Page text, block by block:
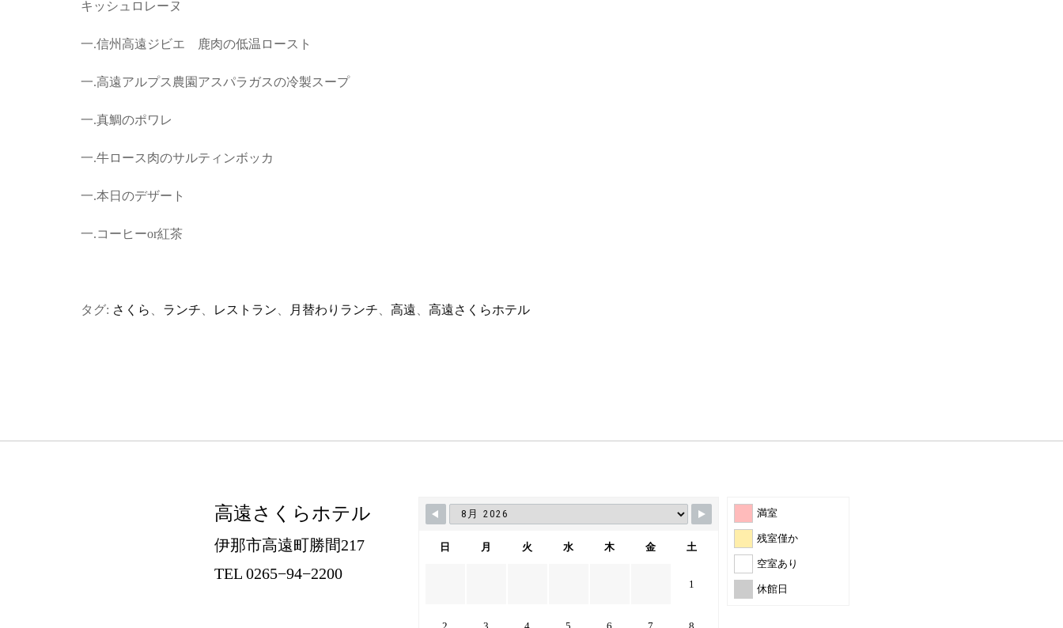
キッシュロレーヌ
一.信州高遠ジビエ 鹿肉の低温ロースト
一.高遠アルプス農園アスパラガスの冷製スープ
一.真鯛のポワレ
一.牛ロース肉のサルティンボッカ
一.本日のデザート
一.コーヒーor紅茶
タグ: さくら ランチ レストラン 月替わりランチ 高遠 高遠さくらホテル
高遠さくらホテル
伊那市高遠町勝間217
TEL 0265−94−2200
満室
残室僅か
空室あり
休館日
日 月 火 水 木 金 土
1